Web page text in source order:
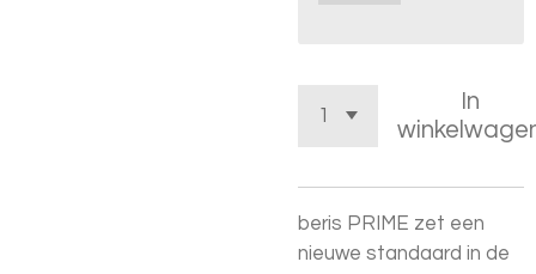
In
beris PRIME zet een
nieuwe standaard in de